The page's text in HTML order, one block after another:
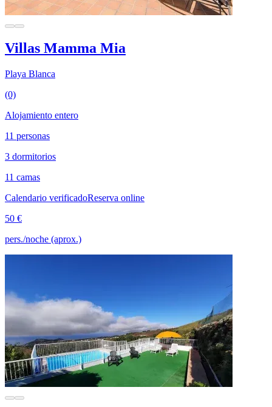
Villas Mamma Mia
Playa Blanca
(0)
Alojamiento entero
11 personas
3 dormitorios
11 camas
Calendario verificadoReserva online
50 €
pers./noche (aprox.)